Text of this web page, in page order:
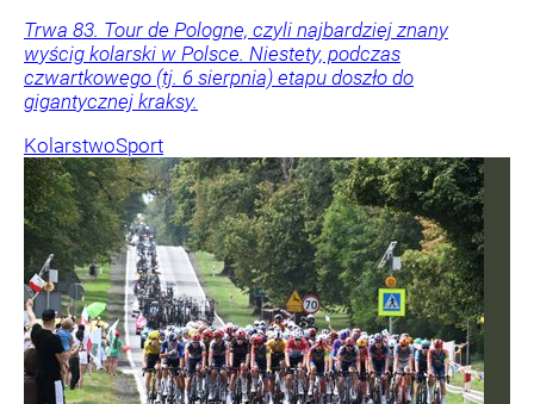
Trwa 83. Tour de Pologne, czyli najbardziej znany
wyścig kolarski w Polsce. Niestety, podczas
czwartkowego (tj. 6 sierpnia) etapu doszło do
gigantycznej kraksy.
KolarstwoSport